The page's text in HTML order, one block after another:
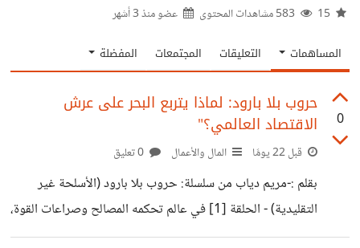
عضو منذ3 أشهر
المساهمات التعليقات المجتمعات المفضلة
0
حروب بلا بارود: لماذا يتربع البحر على عرش
الاقتصاد العالمي؟"
قبل 22 يومًا المال والأعمال
بقلم :-مريم دياب من سلسلة: حروب بلا بارود (الأسلحة غير
التقليدية) - الحلقة [1] في عالم تحكمه المصالح وصراعات القوة،
تنصرف أذهاننا دائماً عند الحديث عن "الأسلحة" إلى ترسانات